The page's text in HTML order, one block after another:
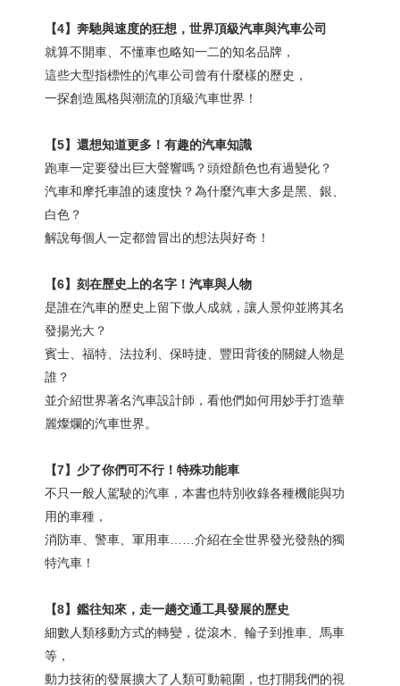
【4】奔馳與速度的狂想，世界頂級汽車與汽車公司
就算不開車、不懂車也略知一二的知名品牌，
這些大型指標性的汽車公司曾有什麼樣的歷史，
一探創造風格與潮流的頂級汽車世界！
【5】還想知道更多！有趣的汽車知識
跑車一定要發出巨大聲響嗎？頭燈顏色也有過變化？
汽車和摩托車誰的速度快？為什麼汽車大多是黑、銀、
白色？
解說每個人一定都曾冒出的想法與好奇！
【6】刻在歷史上的名字！汽車與人物
是誰在汽車的歷史上留下傲人成就，讓人景仰並將其名
發揚光大？
賓士、福特、法拉利、保時捷、豐田背後的關鍵人物是
誰？
並介紹世界著名汽車設計師，看他們如何用妙手打造華
麗燦爛的汽車世界。
【7】少了你們可不行！特殊功能車
不只一般人駕駛的汽車，本書也特別收錄各種機能與功
用的車種，
消防車、警車、軍用車……介紹在全世界發光發熱的獨
特汽車！
【8】鑑往知來，走一趟交通工具發展的歷史
細數人類移動方式的轉變，從滾木、輪子到推車、馬車
等，
動力技術的發展擴大了人類可動範圍，也打開我們的視